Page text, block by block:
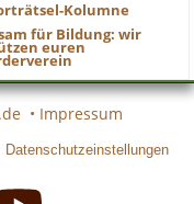
Kolumne
für Bildung: wir
euren
• Impressum
Datenschutzeinstellungen